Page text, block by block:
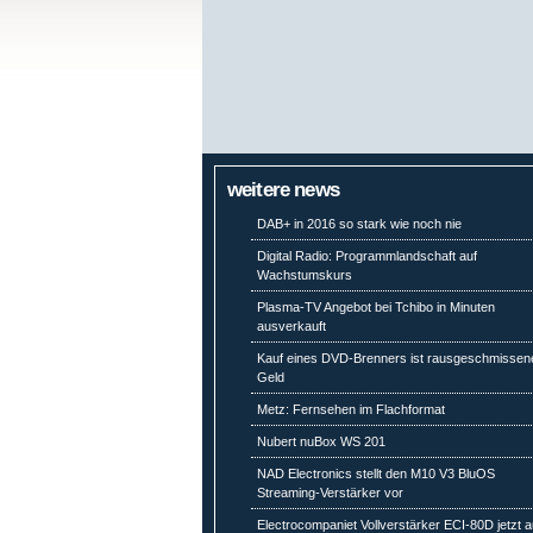
weitere news
DAB+ in 2016 so stark wie noch nie
Digital Radio: Programmlandschaft auf
Wachstumskurs
Plasma-TV Angebot bei Tchibo in Minuten
ausverkauft
Kauf eines DVD-Brenners ist
Geld
Metz: Fernsehen im Flachformat
Nubert nuBox WS 201
NAD Electronics stellt den M10 V3 BluOS
Streaming-Verstärker vor
Electrocompaniet Vollverstärker ECI-80D jetzt